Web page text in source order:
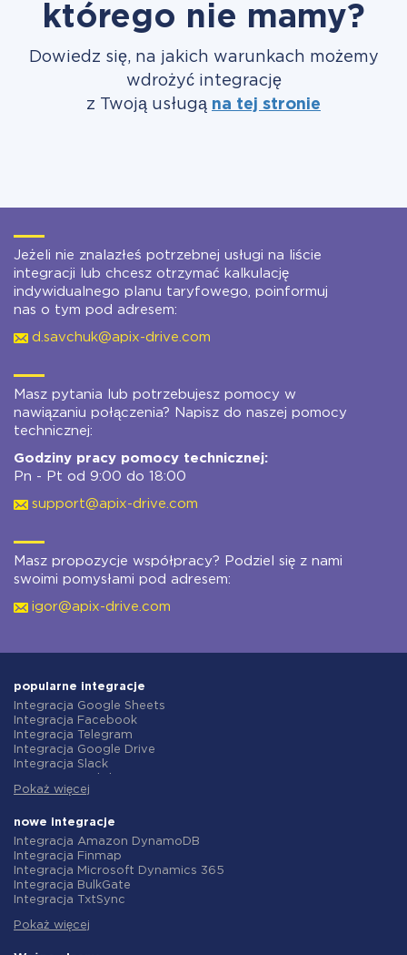
którego nie mamy?
Dowiedz się, na jakich warunkach możemy
wdrożyć integrację
z Twoją usługą na tej stronie
Jeżeli nie znalazłeś potrzebnej usługi na liście
integracji lub chcesz otrzymać kalkulację
indywidualnego planu taryfowego, poinformuj
nas o tym pod adresem:
d.savchuk@apix-drive.com
Masz pytania lub potrzebujesz pomocy w
nawiązaniu połączenia? Napisz do naszej pomocy
technicznej:
Godziny pracy pomocy technicznej:
Pn - Pt od 9:00 do 18:00
support@apix-drive.com
Masz propozycje współpracy? Podziel się z nami
swoimi pomysłami pod adresem:
igor@apix-drive.com
popularne integracje
Integracja Google Sheets
Integracja Facebook
Integracja Telegram
Integracja Google Drive
Integracja Slack
Integracja Gmail
Integracja ClickUp
Integracja Airtable
Integracja Google Contacts
Integracja OpenAI (ChatGPT)
Integracja Instagram
Integracja ActiveCampaign
Integracja Salesforce CRM
Pokaż więcej
nowe integracje
Integracja Amazon DynamoDB
Integracja Finmap
Integracja Microsoft Dynamics 365
Integracja BulkGate
Integracja TxtSync
Integracja Corezoid
Pokaż więcej